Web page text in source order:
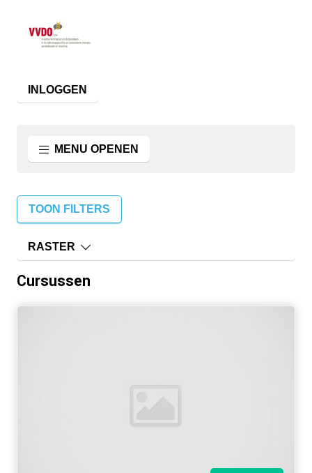
INLOGGEN
MENU OPENEN
TOON FILTERS
RASTER
Cursussen